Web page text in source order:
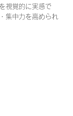
視覚的に実感で
集中力を高められ